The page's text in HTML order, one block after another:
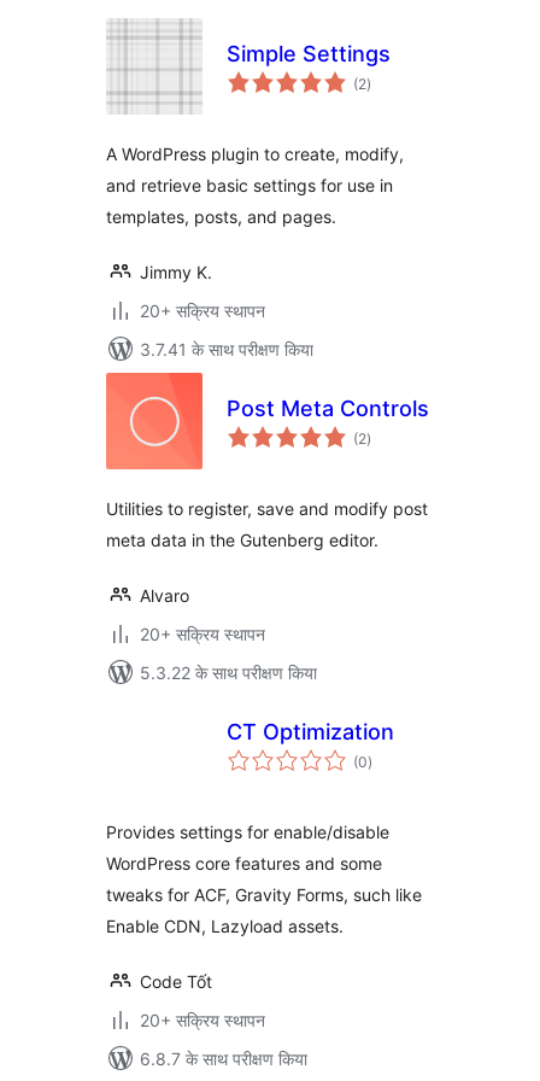
Simple Settings
(2कुल
दर)
A WordPress plugin to create, modify,
and retrieve basic settings for use in
templates, posts, and pages.
Jimmy K.
20+ सक्रिय स्थापन
3.7.41 के साथ परीक्षण किया
Post Meta Controls
(2कुल
दर)
Utilities to register, save and modify post
meta data in the Gutenberg editor.
Alvaro
20+ सक्रिय स्थापन
5.3.22 के साथ परीक्षण किया
CT Optimization
(0कुल
दर)
Provides settings for enable/disable
WordPress core features and some
tweaks for ACF, Gravity Forms, such like
Enable CDN, Lazyload assets.
Code Tốt
20+ सक्रिय स्थापन
6.8.7 के साथ परीक्षण किया